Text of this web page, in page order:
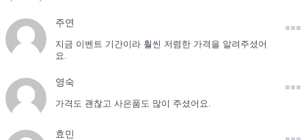
주연
지금 이벤트 기간이라 훨씬 저렴한 가격을 알려주셨어
요.
영숙
가격도 괜찮고 사은품도 많이 주셨어요.
효민